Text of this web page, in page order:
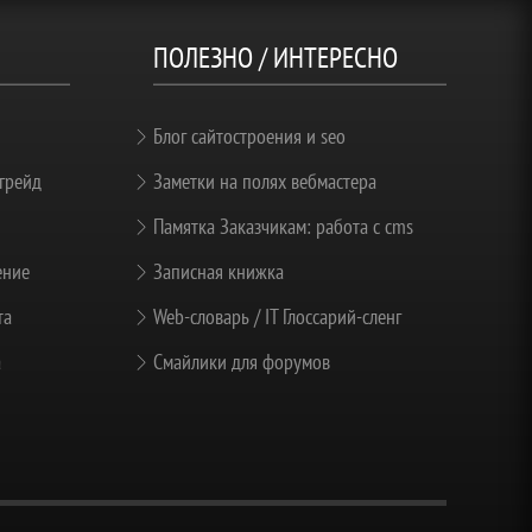
ПОЛЕЗНО / ИНТЕРЕСНО
Блог сайтостроения и seo
Заметки на полях вебмастера
Памятка Заказчикам: работа с cms
Записная книжка
Web-словарь / IT Глоссарий-сленг
Смайлики для форумов